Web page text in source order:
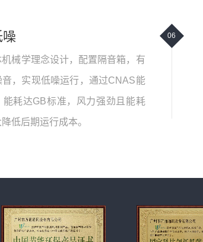
械学理念设计，配置隔音箱，有
音，实现低噪运行，通过CNAS能
能耗达GB标准，风力强劲且能耗
低后期运行成本。
06